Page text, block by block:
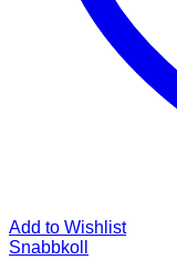
Add to Wishlist
Snabbkoll